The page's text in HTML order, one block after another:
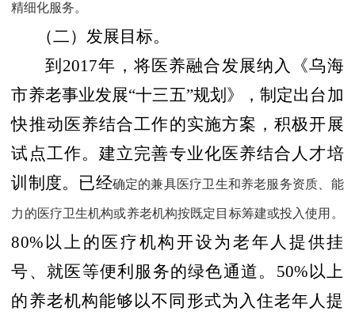
精细化服务。
（二）发展目标。
到 2017年，将医养融合发展纳入《乌海
市养老事业发展“十三五”规划》，制定出台加
快推动医养结合工作的实施方案，积极开展
试点工作。建立完善专业化医养结合人才培
训制度。已经确定的兼具医疗卫生和养老服务资质、能
力的医疗卫生机构或养老机构按既定目标筹建或投入使用。
80% 以上的医疗机构开设为老年人提供挂
号、就医等便利服务的绿色通道。 50% 以上
的养老机构能够以不同形式为入住老年人提